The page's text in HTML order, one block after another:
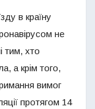
в країну
не
тим, хто
а крім того,
вимог
протягом 14